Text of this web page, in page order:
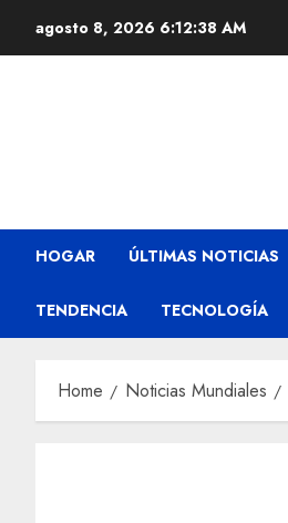
agosto 8, 2026 6:12:39 AM
HOGAR ÚLTIMAS NOTICIAS
TENDENCIA TECNOLOGÍA
Home Noticias Mundiales